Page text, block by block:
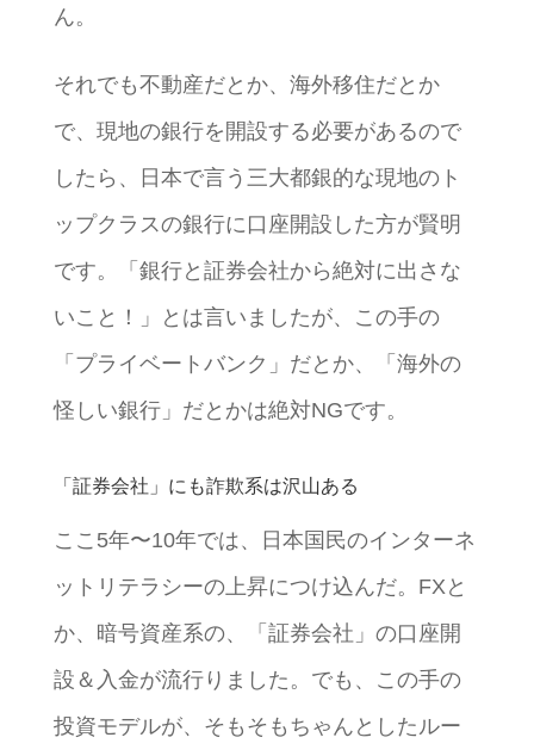
ん。
それでも不動産だとか、海外移住だとか
で、現地の銀行を開設する必要があるので
したら、日本で言う三大都銀的な現地のト
ップクラスの銀行に口座開設した方が賢明
です。「銀行と証券会社から絶対に出さな
いこと！」とは言いましたが、この手の
「プライベートバンク」だとか、「海外の
怪しい銀行」だとかは絶対NGです。
「証券会社」にも詐欺系は沢山ある
ここ5年〜10年では、日本国民のインターネ
ットリテラシーの上昇につけ込んだ。FXと
か、暗号資産系の、「証券会社」の口座開
設＆入金が流行りました。でも、この手の
投資モデルが、そもそもちゃんとしたルー